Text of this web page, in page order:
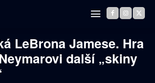
LeBrona Jamese. Hra
další „skiny